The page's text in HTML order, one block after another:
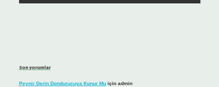
Son yorumlar
Peynir Derin Dondurucuya Konur Muiçin admin